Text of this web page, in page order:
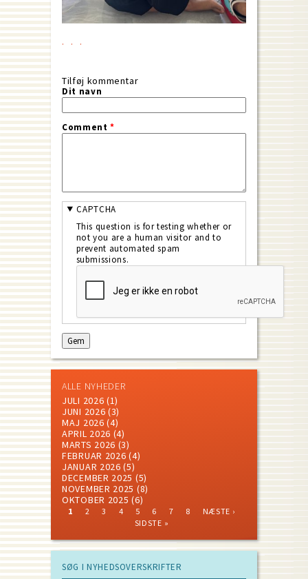
Tilføj kommentar
Dit navn
Comment*
CAPTCHA
This question is for testing whether or
not you are a human visitor and to
prevent automated spam
submissions.
ALLE NYHEDER
JULI 2026 (1)
JUNI 2026 (3)
MAJ 2026 (4)
APRIL 2026 (4)
MARTS 2026 (3)
FEBRUAR 2026 (4)
JANUAR 2026 (5)
DECEMBER 2025 (5)
NOVEMBER 2025 (8)
OKTOBER 2025 (6)
CURRENT
1 PAGE
2 PAGE
3 PAGE
4 PAGE
5 PAGE
6 PAGE
7 PAGE
8
NEXT
NÆSTE ›
SIDSTE »
SØG I NYHEDSOVERSKRIFTER